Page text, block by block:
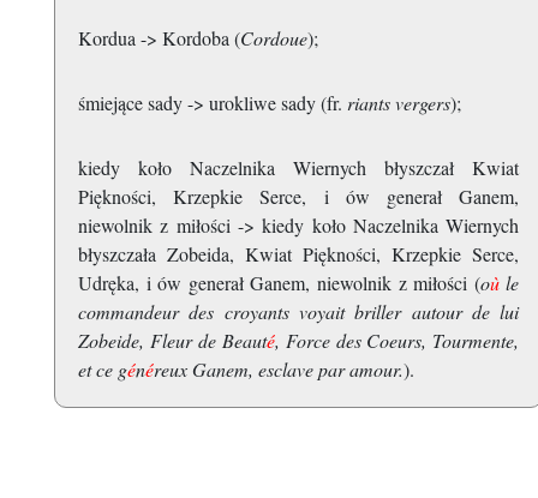
Kordua -> Kordoba (Cordoue);
śmiejące sady -> urokliwe sady (fr. riants vergers);
kiedy koło Naczelnika Wiernych błyszczał Kwiat
Piękności, Krzepkie Serce, i ów generał Ganem,
niewolnik z miłości -> kiedy koło Naczelnika Wiernych
błyszczała Zobeida, Kwiat Piękności, Krzepkie Serce,
Udręka, i ów generał Ganem, niewolnik z miłości (oùle
commandeur des croyants voyait briller autour de lui
Zobeide, Fleur de Beauté, Force des Coeurs, Tourmente,
et ce généreux Ganem, esclave par amour.).